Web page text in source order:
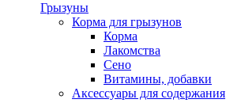
Грызуны
Корма для грызунов
Корма
Лакомства
Сено
Витамины, добавки
Аксессуары для содержания